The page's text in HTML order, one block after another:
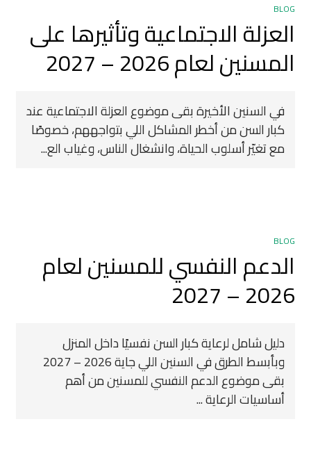
BLOG
العزلة الاجتماعية وتأثيرها على
المسنين لعام 2026 – 2027
في السنين الأخيرة بقى موضوع العزلة الاجتماعية عند
كبار السن من أخطر المشاكل اللي بتواجههم، خصوصًا
مع تغيّر أسلوب الحياة، وانشغال الناس، وغياب الع...
BLOG
الدعم النفسي للمسنين لعام
2026 – 2027
دليل شامل لرعاية كبار السن نفسيًا داخل المنزل
وبأبسط الطرق في السنين اللي جاية 2026 – 2027
بقى موضوع الدعم النفسي للمسنين من أهم
أساسيات الرعاية ...